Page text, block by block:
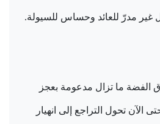
غير مدرّ للعائد وحساس للسيولة.
الفضة ما تزال مدعومة بعجز
الآن تحول التراجع إلى انهيار